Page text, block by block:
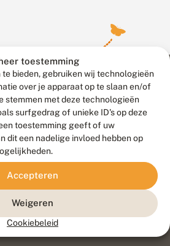
toestemming
te bieden, gebruiken wij technologieën
over je apparaat op te slaan en/of
stemmen met deze technologieën
surfgedrag of unieke ID's op deze
toestemming geeft of uw
dit een nadelige invloed hebben op
Accepteren
Weigeren
Cookiebeleid
Vlinderstichting
door
Go2People
, ontworpen door
Field Agency
Privacy
Disclaimer
Sitemap